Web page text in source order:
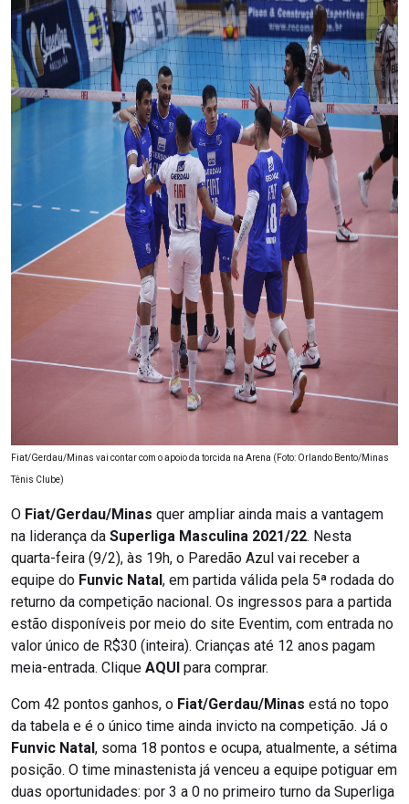
Fiat/Gerdau/Minas vai contar com o apoio da torcida na Arena (Foto: Orlando Bento/Minas
Tênis Clube)
O Fiat/Gerdau/Minas quer ampliar ainda mais a vantagem
na liderança da Superliga Masculina 2021/22. Nesta
quarta-feira (9/2), às 19h, o Paredão Azul vai receber a
equipe do Funvic Natal, em partida válida pela 5ª rodada do
returno da competição nacional. Os ingressos para a partida
estão disponíveis por meio do site Eventim, com entrada no
valor único de R$30 (inteira). Crianças até 12 anos pagam
meia-entrada. Clique AQUI para comprar.
Com 42 pontos ganhos, o Fiat/Gerdau/Minas está no topo
da tabela e é o único time ainda invicto na competição. Já o
Funvic Natal, soma 18 pontos e ocupa, atualmente, a sétima
posição. O time minastenista já venceu a equipe potiguar em
duas oportunidades: por 3 a 0 no primeiro turno da Superliga